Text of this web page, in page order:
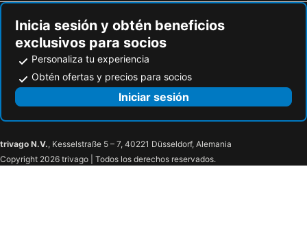
Inicia sesión y obtén beneficios
exclusivos para socios
Personaliza tu experiencia
Obtén ofertas y precios para socios
Iniciar sesión
trivago N.V., Kesselstraße 5 – 7, 40221 Düsseldorf, Alemania
Copyright 2026 trivago | Todos los derechos reservados.